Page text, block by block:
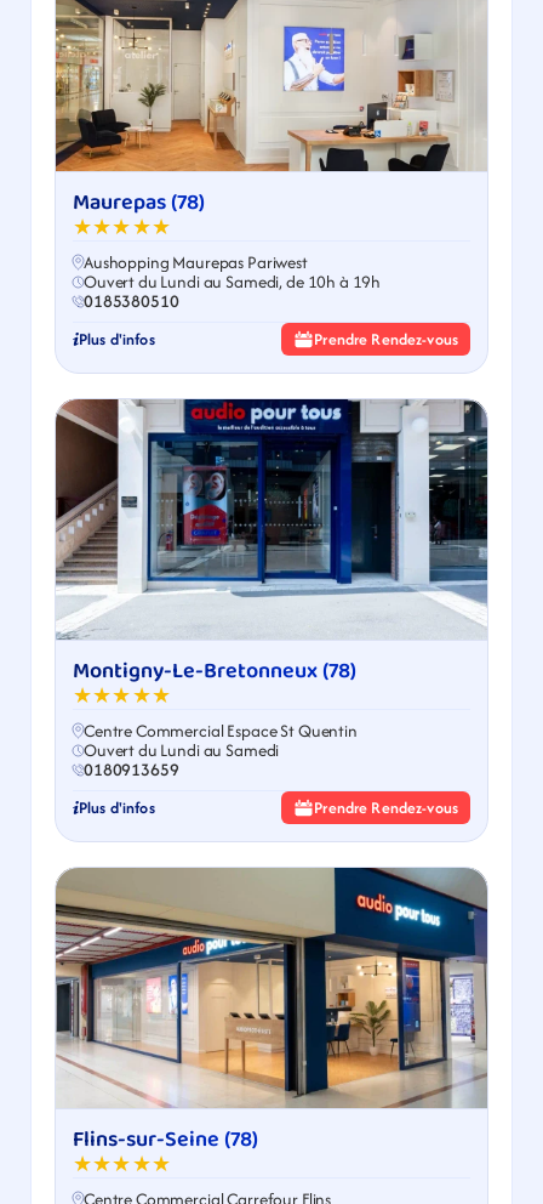
Maurepas (78)
★★★★★
Aushopping Maurepas Pariwest
Ouvert du Lundi au Samedi, de 10h à 19h
0185380510
Plus d'infos Prendre Rendez-vous
Montigny-Le-Bretonneux (78)
★★★★★
Centre Commercial Espace St Quentin
Ouvert du Lundi au Samedi
0180913659
Plus d'infos Prendre Rendez-vous
Flins-sur-Seine (78)
★★★★★
Centre Commercial Carrefour Flins